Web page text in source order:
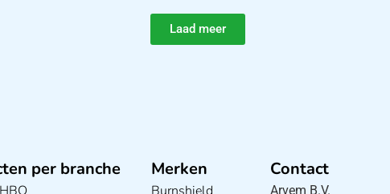
Laad meer
per branche Merken Contact
Arvem B.V.